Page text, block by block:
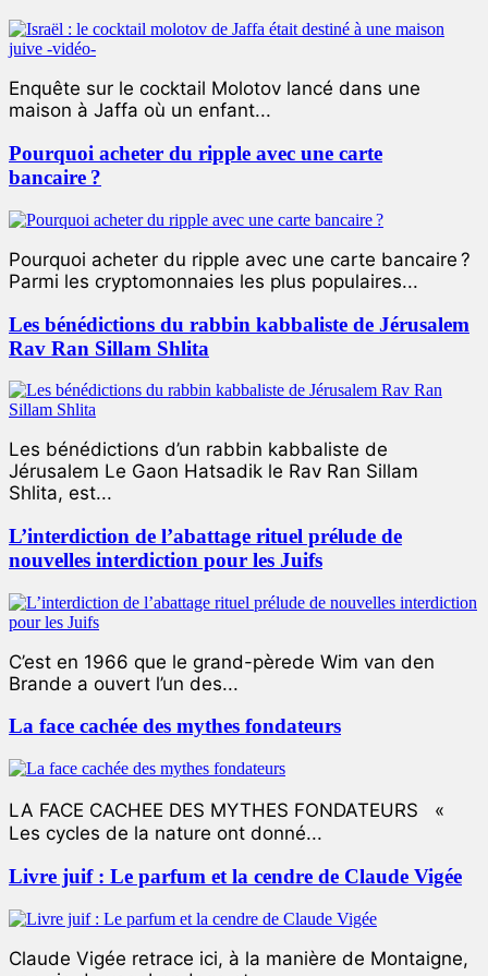
Enquête sur le cocktail Molotov lancé dans une
maison à Jaffa où un enfant...
Pourquoi acheter du ripple avec une carte
bancaire ?
Pourquoi acheter du ripple avec une carte bancaire ?
Parmi les cryptomonnaies les plus populaires...
Les bénédictions du rabbin kabbaliste de Jérusalem
Rav Ran Sillam Shlita
Les bénédictions d’un rabbin kabbaliste de
Jérusalem Le Gaon Hatsadik le Rav Ran Sillam
Shlita, est...
L’interdiction de l’abattage rituel prélude de
nouvelles interdiction pour les Juifs
C’est en 1966 que le grand-pèrede Wim van den
Brande a ouvert l’un des...
La face cachée des mythes fondateurs
LA FACE CACHEE DES MYTHES FONDATEURS «
Les cycles de la nature ont donné...
Livre juif : Le parfum et la cendre de Claude Vigée
Claude Vigée retrace ici, à la manière de Montaigne,